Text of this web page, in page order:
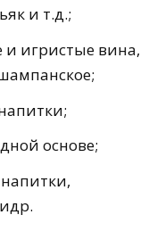
и т.д.;
и игристые вина,
основе;